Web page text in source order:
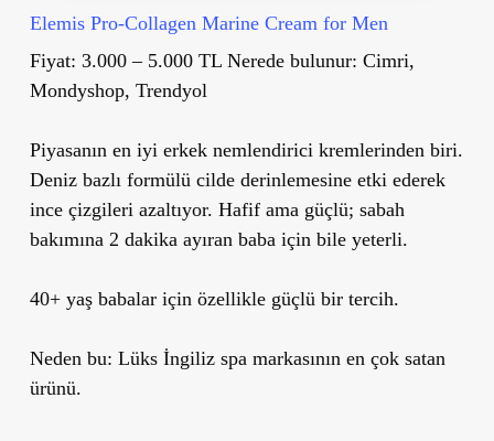
Elemis Pro-Collagen Marine Cream for Men
Fiyat: 3.000 – 5.000 TL Nerede bulunur: Cimri,
Mondyshop, Trendyol
Piyasanın en iyi erkek nemlendirici kremlerinden biri.
Deniz bazlı formülü cilde derinlemesine etki ederek
ince çizgileri azaltıyor. Hafif ama güçlü; sabah
bakımına 2 dakika ayıran baba için bile yeterli.
40+ yaş babalar için özellikle güçlü bir tercih.
Neden bu: Lüks İngiliz spa markasının en çok satan
ürünü.